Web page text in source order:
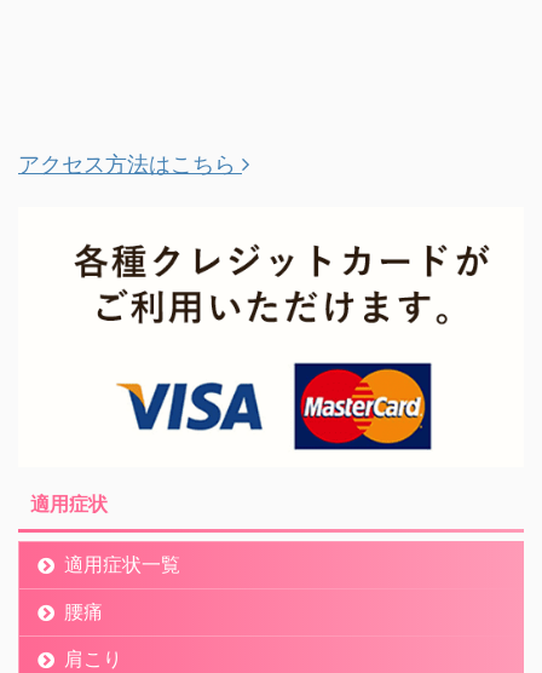
アクセス方法はこちら
適用症状
適用症状一覧
腰痛
肩こり